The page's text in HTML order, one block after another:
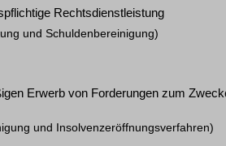
Rechtsdienstleistung
und Schuldenbereinigung)
Erwerb von Forderungen zum
und Insolvenzeröffnungsverfahren)